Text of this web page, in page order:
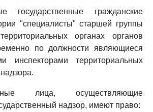
государственные гражданские
"специалисты" старшей группы
органах органов
по должности являющиеся
инспекторами территориальных
лица, осуществляющие
надзор, имеют право: